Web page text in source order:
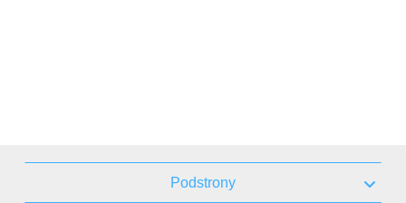
Podstrony